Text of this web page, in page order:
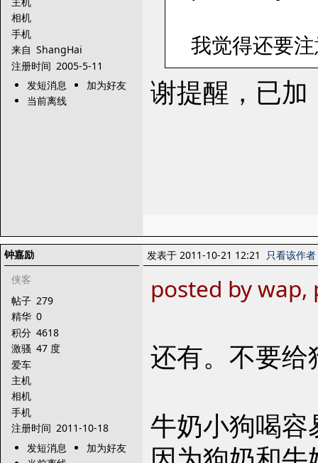
相机
手机
来自 ShangHai
注册时间 2005-5-11
发短消息
加为好友
当前离线
我觉得还要
谢提醒，已加
钟嘉励
侠客
帖子 279
精华 0
积分 4618
激骚 47 度
爱车
主机
相机
手机
注册时间 2011-10-18
发短消息
加为好友
发表于 2011-10-21 12:21 只看该作者
posted by
还有。不要给
牛奶小狗喝